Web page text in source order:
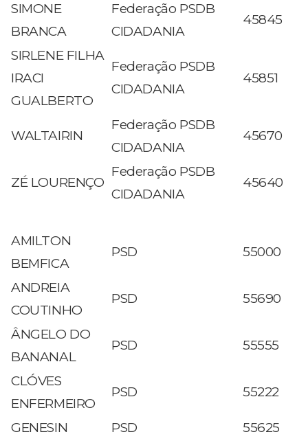
SIMONE
BRANCA
Federação PSDB
CIDADANIA
45845
SIRLENE FILHA
IRACI
GUALBERTO
Federação PSDB
CIDADANIA
45851
WALTAIRIN
Federação PSDB
CIDADANIA
45670
ZÉ LOURENÇO
Federação PSDB
CIDADANIA
45640
AMILTON
BEMFICA
PSD 55000
ANDREIA
COUTINHO
PSD 55690
ÂNGELO DO
BANANAL
PSD 55555
CLÓVES
ENFERMEIRO
PSD 55222
GENESIN PSD
55625